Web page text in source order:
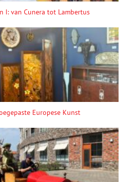
I: van Cunera tot Lambertus
Europese Kunst